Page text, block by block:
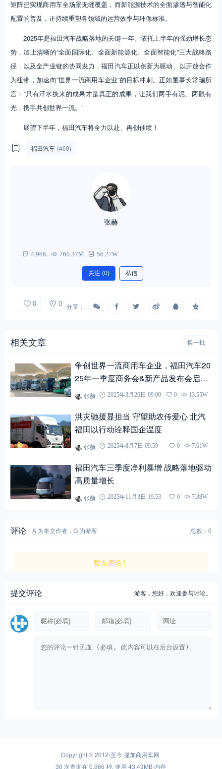
矩阵已实现商用车全场景无缝覆盖，而新能源技术的全面渗透与智能化
配置的普及，正持续重塑各领域的运营效率与环保标准。
2025年是福田汽车战略落地的关键一年。依托上半年的强劲增长态
势，加上清晰的“全面国际化、全面新能源化、全面智能化”三大战略路
径，以及全产业链的协同发力，福田汽车正以创新为驱动、以开放合作
为纽带，加速向“世界一流商用车企业”的目标冲刺。正如董事长常瑞所
言：“只有汗水换来的成果才是真正的成果，让我们两手有泥、两眼有
光，携手共创世界一流。”
展望下半年，福田汽车将全力以赴、再创佳绩！
福田汽车 (460)
张赫
4.96K 760.37M 56.27W
关注 (0) 私信
0 0 分享：
相关文章 换一批
争创世界一流商用车企业，福田汽车20
25年一季度商务会&新产品发布会启幕
在即张赫 2025年3月26日 09:00 0 13.55W
洪灾驰援显担当 守望助农传爱心 北汽
福田以行动诠释国企温度
张赫 2025年8月7日 09:59 0 7.61W
福田汽车三季度净利暴增 战略落地驱动
高质量增长
张赫 2025年11月3日 19:53 0 7.38W
评论 A 为本文作者，G 为游客 总数：0
暂无评论！
提交评论 游客，您好，欢迎参与讨论。
Copyright © 2012-至今提加商用车网
30 次查询在 0.966 秒, 使用 43.43MB 内存